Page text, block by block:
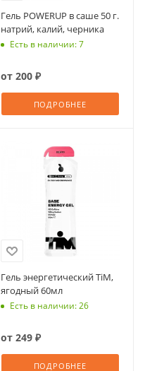
Гель POWERUP в саше 50 г.
натрий, калий, черника
Есть в наличии: 7
от 200 ₽
ПОДРОБНЕЕ
Гель энергетический TiM,
ягодный 60мл
Есть в наличии: 26
от 249 ₽
ПОДРОБНЕЕ